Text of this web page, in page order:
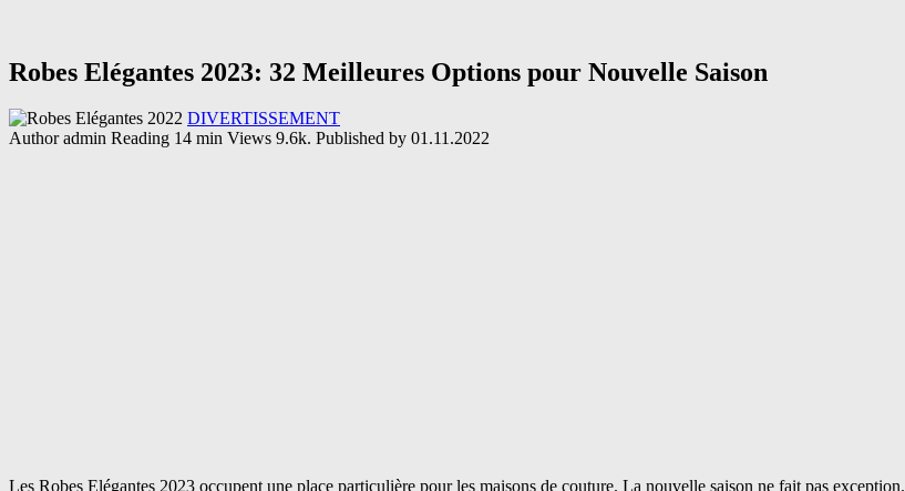
Robes Elégantes 2023: 32 Meilleures Options pour Nouvelle Saison
DIVERTISSEMENT
Author admin Reading 14 min Views 9.6k. Published by 01.11.2022
Les Robes Elégantes 2023 occupent une place particulière pour les maisons de couture. La nouvelle saison ne fait pas exception.